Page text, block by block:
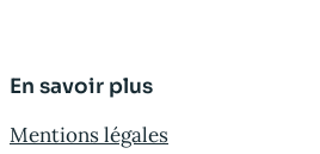
En savoir plus
Mentions légales